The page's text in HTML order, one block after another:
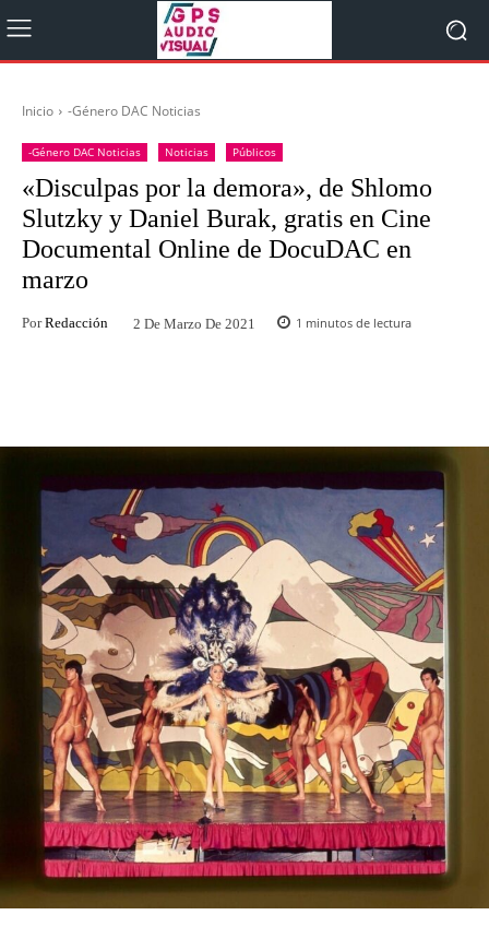
Inicio -Género DAC Noticias
-Género DAC Noticias Noticias Públicos
«Disculpas por la demora», de Shlomo
Slutzky y Daniel Burak, gratis en Cine
Documental Online de DocuDAC en
marzo
Por Redacción 2 De Marzo De 2021 1 minutos de lectura